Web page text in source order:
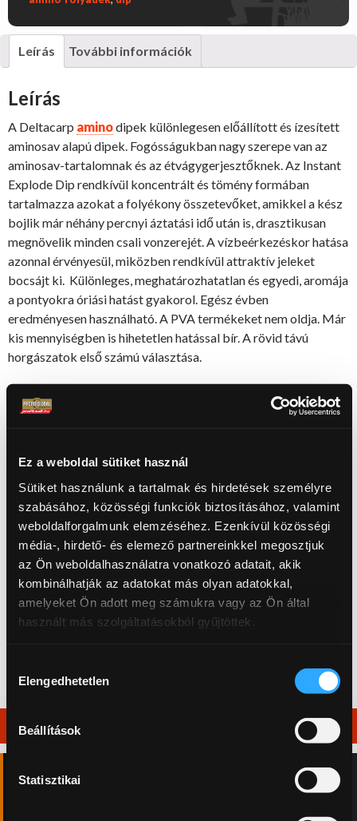
Ez a weboldal sütiket használ
Sütiket használunk a tartalmak és hirdetések személyre
szabásához, közösségi funkciók biztosításához, valamint
weboldalforgalmunk elemzéséhez. Ezenkívül közösségi
média-, hirdető- és elemező partnereinkkel megosztjuk
az Ön weboldalhasználatra vonatkozó adatait, akik
kombinálhatják az adatokat más olyan adatokkal,
amelyeket Ön adott meg számukra vagy az Ön által
használt más szolgáltatásokból gyűjtöttek.
kiválasztása
Elengedhetetlen
Beállítások
Statisztikai
amino
folyadék
Leírás További információk
Leírás
A Deltacarp aminodipek különlegesen előállított és ízesített
aminosav alapú dipek. Fogósságukban nagy szerepe van az
aminosav-tartalomnak és az étvágygerjesztőknek. Az Instant
Explode Dip rendkívül koncentrált és tömény formában
tartalmazza azokat a folyékony összetevőket, amikkel a kész
bojlik már néhány percnyi áztatási idő után is, drasztikusan
megnövelik minden csali vonzerejét. A vízbeérkezéskor hatása
azonnal érvényesül, miközben rendkívül attraktív jeleket
bocsájt ki. Különleges, meghatározhatatlan és egyedi, aromája
a pontyokra óriási hatást gyakorol. Egész évben
eredményesen használható. A PVA termékeket nem oldja. Már
kis mennyiségben is hihetetlen hatással bír. A rövid távú
horgászatok első számú választása.
Bojlikészítéshez is kiválóan használható! Azonos bojli mixel
keverve kitűnő csali készíthető belőle! 5 kg bojli mixbe 500
◄◄ Webáruház főoldal
Vélemények a Proficsaliról